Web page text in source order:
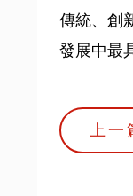
傳統、創
發展中最
上一